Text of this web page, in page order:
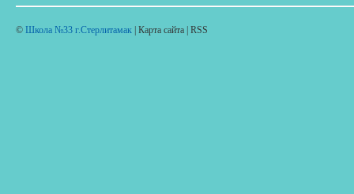
© Школа №33 г.Стерлитамак | Карта сайта | RSS